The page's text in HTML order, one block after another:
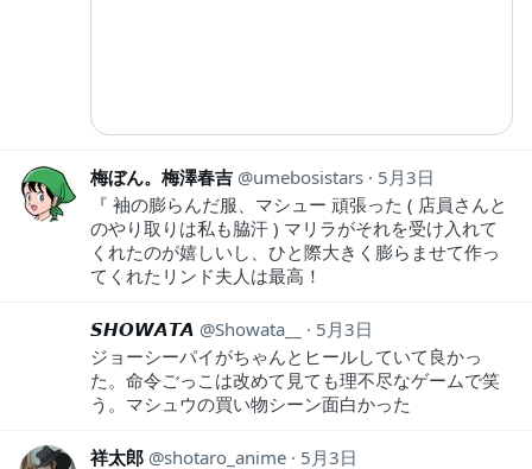
梅ぼん。梅澤春吉 umebosistars
5月3日
『 袖の膨らんだ服、マシュー 頑張った ( 店員さんと
のやり取りは私も脇汗 ) マリラがそれを受け入れて
くれたのが嬉しいし、ひと際大きく膨らませて作っ
てくれたリンド夫人は最高！
𝙎𝙃𝙊𝙒𝘼𝙏𝘼 Showata__
5月3日
ジョーシーパイがちゃんとヒールしていて良かっ
た。命令ごっこは改めて見ても理不尽なゲームで笑
う。マシュウの買い物シーン面白かった
祥太郎 shotaro_anime 5月3日